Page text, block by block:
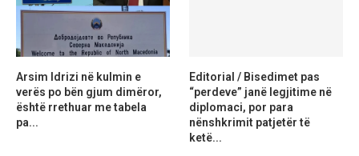
Arsim Idrizi në kulmin e
verës po bën gjum dimëror,
është rrethuar me tabela
pa...
Editorial / Bisedimet pas
“perdeve” janë legjitime në
diplomaci, por para
nënshkrimit patjetër të
ketë...